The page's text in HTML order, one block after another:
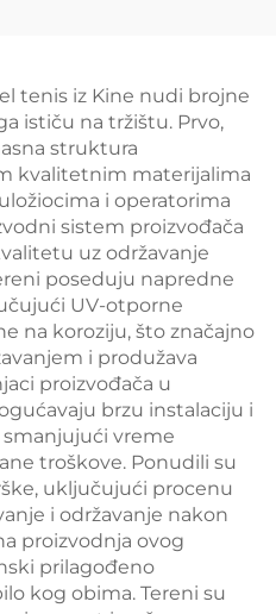
tenis iz Kine nudi brojne
ističu na tržištu. Prvo,
struktura
kvalitetnim materijalima
i operatorima
sistem proizvođača
uz održavanje
poseduju napredne
UV-otporne
na koroziju, što značajno
i produžava
proizvođača u
brzu instalaciju i
vreme
troškove. Ponudili su
uključujući procenu
i održavanje nakon
proizvodnja ovog
prilagođeno
kog obima. Tereni su